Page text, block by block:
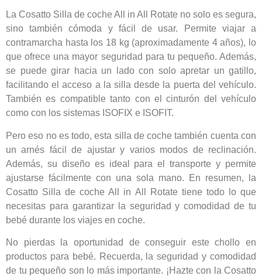
La Cosatto Silla de coche All in All Rotate no solo es segura,
sino también cómoda y fácil de usar. Permite viajar a
contramarcha hasta los 18 kg (aproximadamente 4 años), lo
que ofrece una mayor seguridad para tu pequeño. Además,
se puede girar hacia un lado con solo apretar un gatillo,
facilitando el acceso a la silla desde la puerta del vehículo.
También es compatible tanto con el cinturón del vehículo
como con los sistemas ISOFIX e ISOFIT.
Pero eso no es todo, esta silla de coche también cuenta con
un arnés fácil de ajustar y varios modos de reclinación.
Además, su diseño es ideal para el transporte y permite
ajustarse fácilmente con una sola mano. En resumen, la
Cosatto Silla de coche All in All Rotate tiene todo lo que
necesitas para garantizar la seguridad y comodidad de tu
bebé durante los viajes en coche.
No pierdas la oportunidad de conseguir este chollo en
productos para bebé. Recuerda, la seguridad y comodidad
de tu pequeño son lo más importante. ¡Hazte con la Cosatto